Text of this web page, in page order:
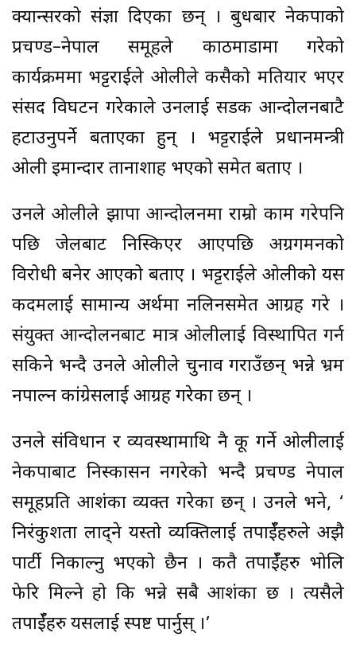
क्यान्सरको संज्ञा दिएका छन् । बुधबार नेकपाको
प्रचण्ड–नेपाल समूहले काठमाडौंमा गरेको
कार्यक्रममा भट्टराईले ओलीले कसैको मतियार भएर
संसद विघटन गरेकाले उनलाई सडक आन्दोलनबाटै
हटाउनुपर्ने बताएका हुन् । भट्टराईले प्रधानमन्त्री
ओली इमान्दार तानाशाह भएको समेत बताए ।
उनले ओलीले झापा आन्दोलनमा राम्रो काम गरेपनि
पछि जेलबाट निस्किएर आएपछि अग्रगमनको
विरोधी बनेर आएको बताए । भट्टराईले ओलीको यस
कदमलाई सामान्य अर्थमा नलिनसमेत आग्रह गरे ।
संयुक्त आन्दोलनबाट मात्र ओलीलाई विस्थापित गर्न
सकिने भन्दै उनले ओलीले चुनाव गराउँछन् भन्ने भ्रम
नपाल्न कांग्रेसलाई आग्रह गरेका छन् ।
उनले संविधान र व्यवस्थामाथि नै कू गर्ने ओलीलाई
नेकपाबाट निस्कासन नगरेको भन्दै प्रचण्ड नेपाल
समूहप्रति आशंका व्यक्त गरेका छन् । उनले भने, ‘
निरंकुशता लाद्ने यस्तो व्यक्तिलाई तपाईँहरुले अझै
पार्टी निकाल्नु भएको छैन । कतै तपाईँहरु भोलि
फेरि मिल्ने हो कि भन्ने सबै आशंका छ । त्यसैले
तपाईँहरु यसलाई स्पष्ट पार्नुस् ।’